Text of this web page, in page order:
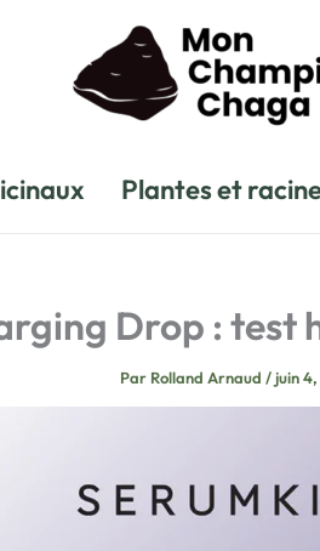
Plantes et
Drop : test
Par Rolland Arnaud / juin